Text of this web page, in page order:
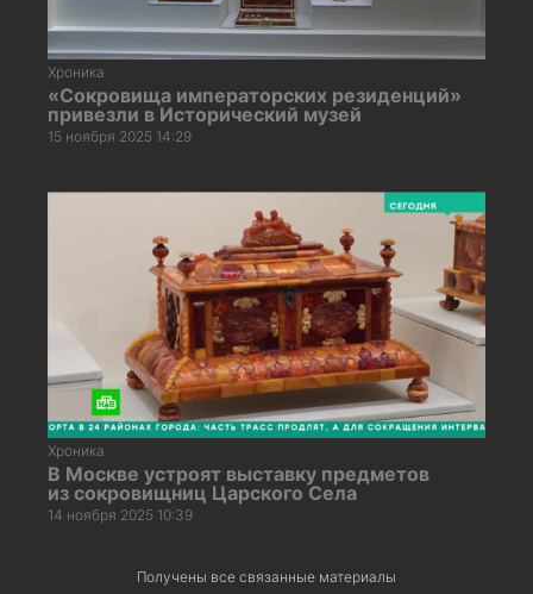
Хроника
«Сокровища императорских резиденций»
привезли в Исторический музей
15 ноября 2025 14:29
Хроника
В Москве устроят выставку предметов
из сокровищниц Царского Села
14 ноября 2025 10:39
Получены все связанные материалы